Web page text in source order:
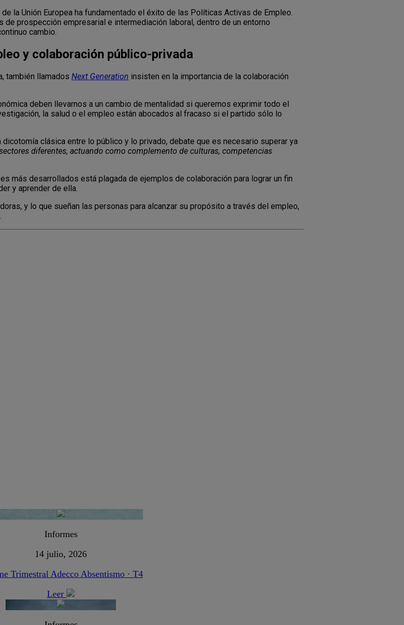
la Unión Europea ha fundamentado el éxito de las Políticas Activas de Empleo.
prospección empresarial e intermediación laboral, dentro de un entorno
cambio.
y colaboración público-privada
también llamados Next Generation insisten en la importancia de la colaboración
deben llevarnos a un cambio de mentalidad si queremos exprimir todo el
la salud o el empleo están abocados al fracaso si el partido sólo lo
clásica entre lo público y lo privado, debate que es necesario superar ya
diferentes, actuando como complemento de culturas, competencias
más desarrollados está plagada de ejemplos de colaboración para lograr un fin
y aprender de ella.
y lo que sueñan las personas para alcanzar su propósito a través del empleo,
Informes
14 julio, 2026
Trimestral Adecco Absentismo · T4
Leer